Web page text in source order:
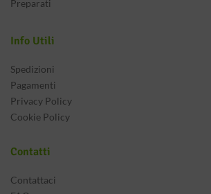
Preparati
Info Utili
Spedizioni
Pagamenti
Privacy Policy
Cookie Policy
Contatti
Contattaci